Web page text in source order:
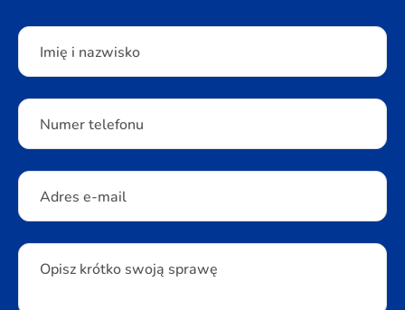
Please leave this field empty.
Imię i nazwisko
Numer telefonu
Adres e-mail
Opisz krótko swoją sprawę